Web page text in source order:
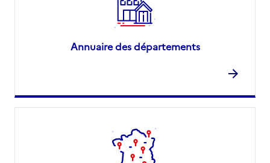
Annuaire des départements